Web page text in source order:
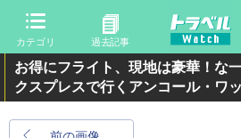
カテゴリ 過去記事
お得にフライト、現地は豪華！な
クスプレスで行くアンコール・ワ